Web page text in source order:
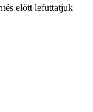
előtt lefuttatjuk